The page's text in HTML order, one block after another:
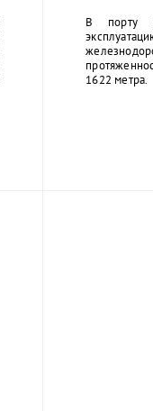
В порту
1622 метра.